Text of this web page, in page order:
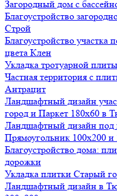
Загородный дом с
Благоустройство
Строй
Благоустройство
цвета Клен
Укладка тротуарной
Частная территория с
Антрацит
Ландшафтный дизайн
город и Паркет 180х60 в
Ландшафтный дизайн под
Прямоугольник 100х200 и
Благоустройство дома:
дорожки
Укладка плитки Старый
Ландшафтный дизайн в